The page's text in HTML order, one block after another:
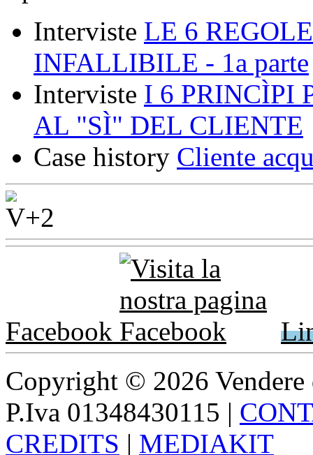
Interviste LE 6
INFALLIBILE - 1a parte
Interviste I 6 PRINCÌPI
AL "SÌ" DEL CLIENTE
Case history Cliente
Facebook
Copyright © 2026
P.Iva 01348430115 |
CREDITS | MEDIAKIT